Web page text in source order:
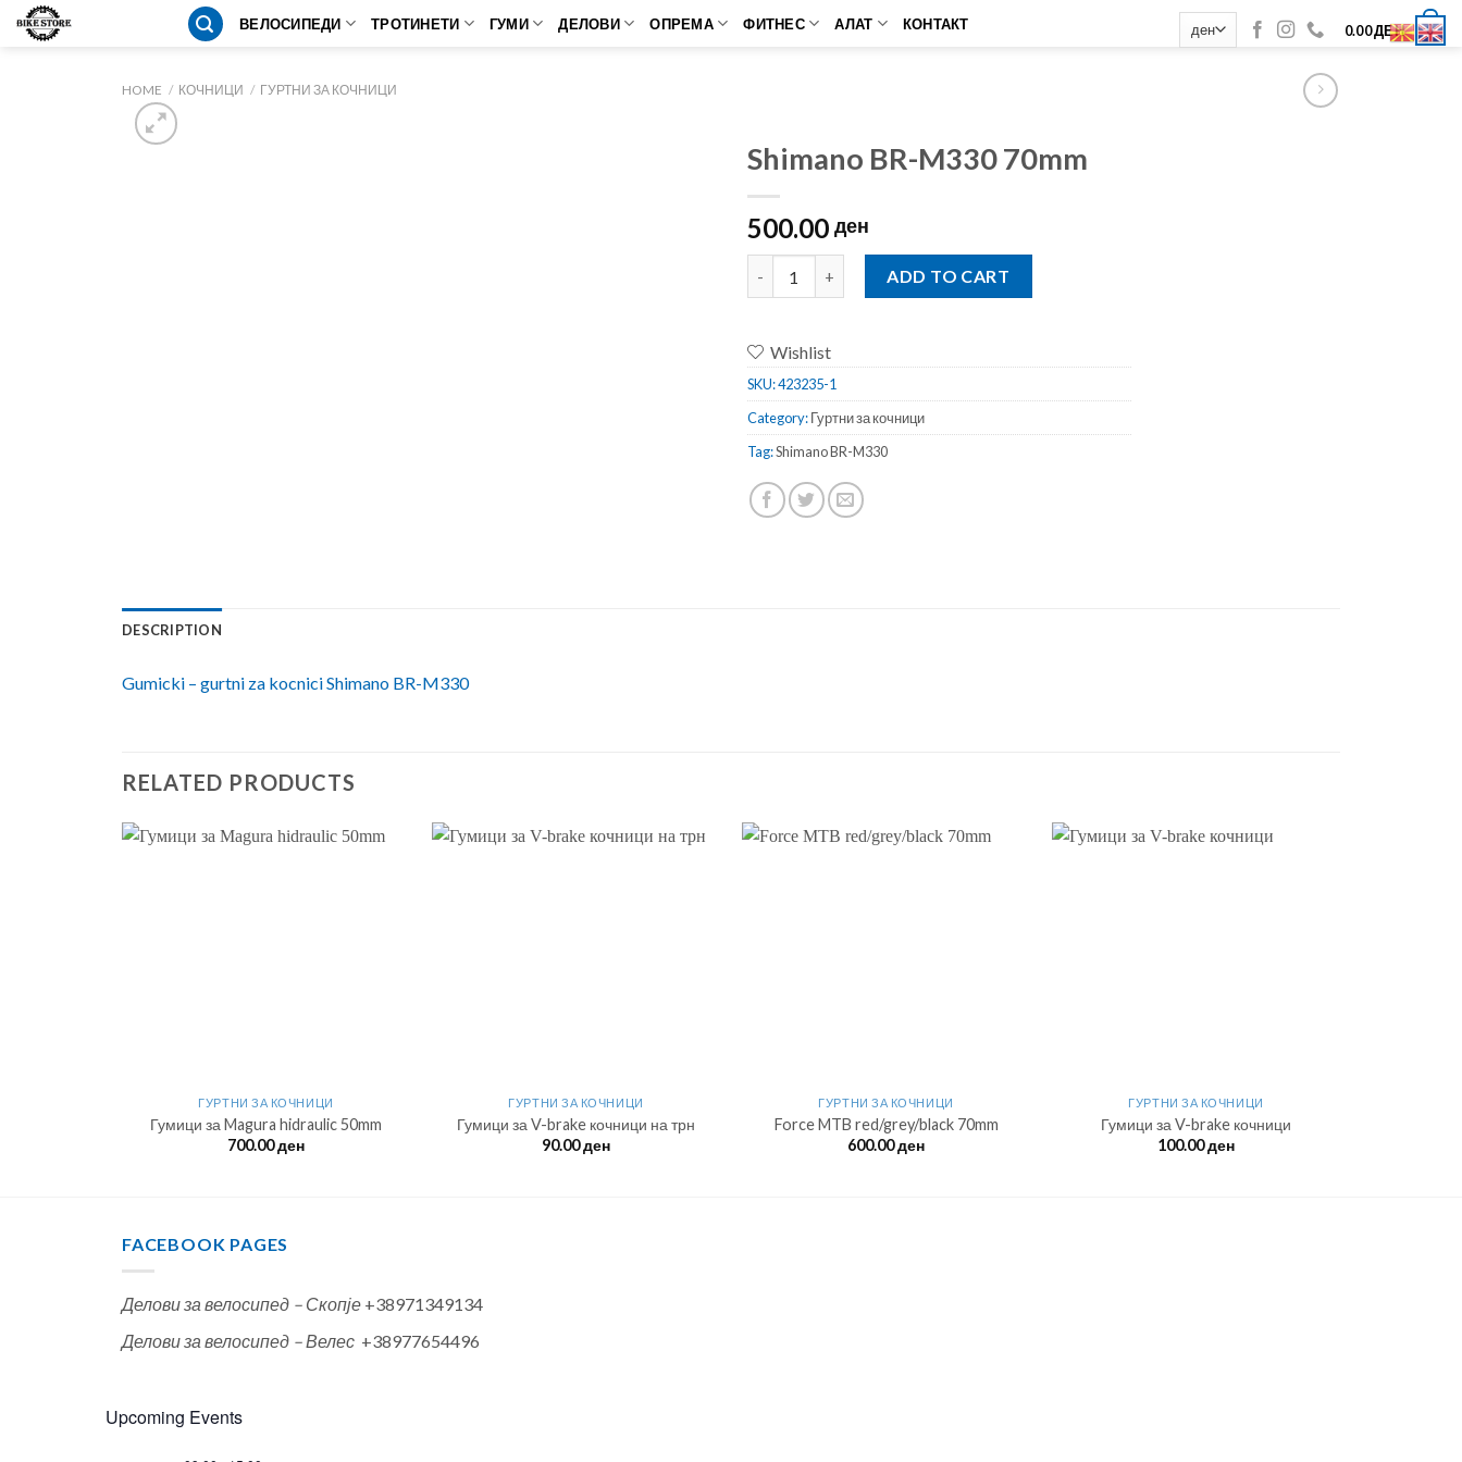
Skip
ВЕЛОСИПЕДИ ТРОТИНЕТИ ГУМИ ДЕЛОВИ ОПРЕМА ФИТНЕС АЛАТ КОНТАКТ 0.00ДЕН 0
HOME / КОЧНИЦИ / ГУРТНИ ЗА КОЧНИЦИ
Shimano BR-M330 70mm
500.00 ден
ADD TO CART
Wishlist
SKU:423235-1
Category:Гуртни за кочници
Tag:Shimano BR-M330
DESCRIPTION
Gumicki – gurtni za kocnici Shimano BR-M330
RELATED PRODUCTS
ГУРТНИ ЗА КОЧНИЦИ
Гумици за Magura hidraulic 50mm
700.00ден
ГУРТНИ ЗА КОЧНИЦИ
Гумици за V-brake кочници на трн
90.00ден
ГУРТНИ ЗА КОЧНИЦИ
Force MTB red/grey/black 70mm
600.00ден
ГУРТНИ ЗА КОЧНИЦИ
Гумици за V-brake кочници
100.00ден
FACEBOOK PAGES
Делови за велосипед – Скопје +38971349134
Делови за велосипед – Велес +38977654496
Upcoming Events